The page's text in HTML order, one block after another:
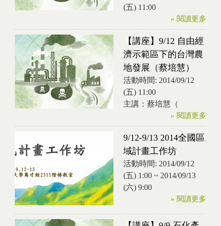
(五) 11:00
» 閱讀更多
【講座】9/12 自由經
濟示範區下的台灣農
地發展（蔡培慧）
活動時間: 2014/09/12
(五) 11:00
主講：蔡培慧（
» 閱讀更多
9/12-9/13 2014全國區
域計畫工作坊
活動時間: 2014/09/12
(五) 1:00 ~ 2014/09/13
(六) 9:00
» 閱讀更多